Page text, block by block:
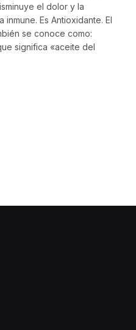
el dolor y la
inmune. Es Antioxidante. El
se conoce como:
significa «aceite del